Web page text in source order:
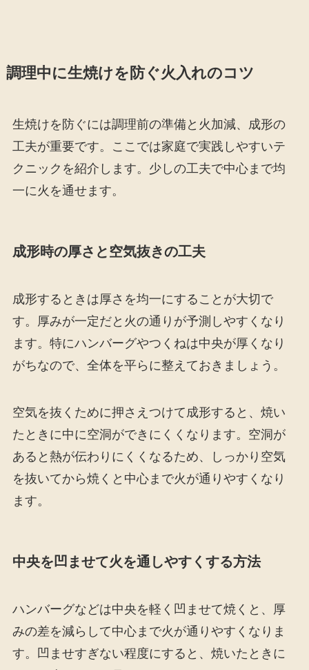
調理中に生焼けを防ぐ火入れのコツ
生焼けを防ぐには調理前の準備と火加減、成形の
工夫が重要です。ここでは家庭で実践しやすいテ
クニックを紹介します。少しの工夫で中心まで均
一に火を通せます。
成形時の厚さと空気抜きの工夫
成形するときは厚さを均一にすることが大切で
す。厚みが一定だと火の通りが予測しやすくなり
ます。特にハンバーグやつくねは中央が厚くなり
がちなので、全体を平らに整えておきましょう。
空気を抜くために押さえつけて成形すると、焼い
たときに中に空洞ができにくくなります。空洞が
あると熱が伝わりにくくなるため、しっかり空気
を抜いてから焼くと中心まで火が通りやすくなり
ます。
中央を凹ませて火を通しやすくする方法
ハンバーグなどは中央を軽く凹ませて焼くと、厚
みの差を減らして中心まで火が通りやすくなりま
す。凹ませすぎない程度にすると、焼いたときに